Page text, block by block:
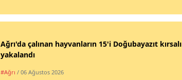
Ağrı'da çalınan hayvanların 15'i Doğubayazıt
yakalandı
#Ağrı / 06 Ağustos 2026